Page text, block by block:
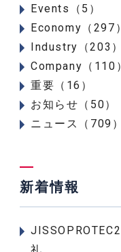
Events（5）
Economy（297）
Industry（203）
Company（110）
重要（16）
お知らせ（50）
ニュース（709）
新着情報